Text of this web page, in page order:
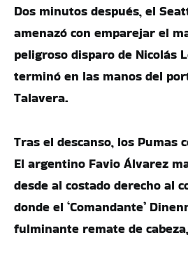
Dos minutos después, el
amenazó con emparejar el
peligroso disparo de Nicolás
terminó en las manos del
Talavera.
Tras el descanso, los Pumas
El argentino Favio Álvarez
desde al costado derecho al
donde el ‘Comandante’
fulminante remate de